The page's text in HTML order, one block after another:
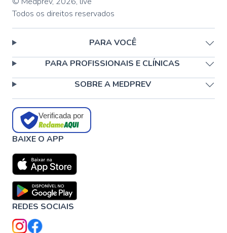
Todos os direitos reservados
PARA VOCÊ
PARA PROFISSIONAIS E CLÍNICAS
SOBRE A MEDPREV
Verificada por
BAIXE O APP
REDES SOCIAIS